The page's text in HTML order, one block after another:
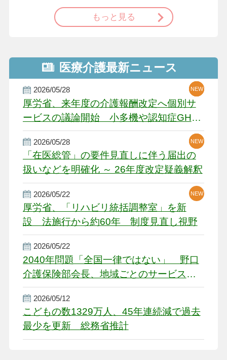
もっと見る
医療介護最新ニュース
2026/05/28
厚労省、来年度の介護報酬改定へ個別サ
ービスの議論開始 小多機や認知症GH、
厳しい経営環境に危機感
NEW
NEW
NEW
2026/05/28
「在医総管」の要件見直しに伴う届出の
扱いなどを明確化 ～ 26年度改定疑義解釈
NEW
NEW
2026/05/22
厚労省、「リハビリ統括調整室」を新
設 法施行から約60年 制度見直し視野
NEW
2026/05/22
2040年問題「全国一律ではない」 野口
介護保険部会長、地域ごとのサービス基
盤整備を促す
2026/05/12
こどもの数1329万人、45年連続減で過去
最少を更新 総務省推計